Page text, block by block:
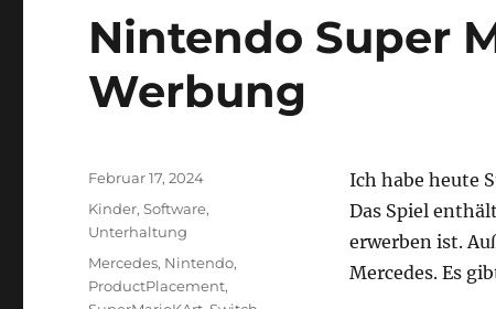
Nintendo Super
Werbung
Ich habe heute
Das Spiel
erwerben ist.
Mercedes. Es
Veröffentlicht
am
Februar 17, 2024
Kategorien
Kinder,Software,
Unterhaltung
Schlagwörter
Mercedes, Nintendo,
ProductPlacement,